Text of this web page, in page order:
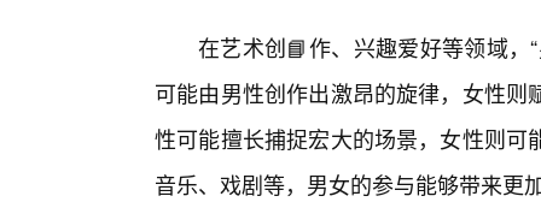
在艺术创📘作、兴趣爱好等领域，
可能由男性创作出激昂的旋律，女性
性可能擅长捕捉宏大的场景，女性则
音乐、戏剧等，男女的参与能够带来更